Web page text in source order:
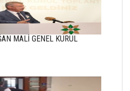
İlgi Alanlarımız ve Biz
02 Ekim 2025
SABAHATTİN
MALİ GENEL KURUL